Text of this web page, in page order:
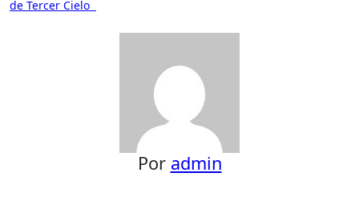
entradas
de Tercer Cielo
Por admin